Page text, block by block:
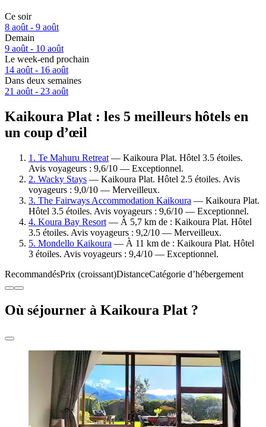
Ce soir
8 août - 9 août
Demain
9 août - 10 août
Le week-end prochain
14 août - 16 août
Dans deux semaines
21 août - 23 août
Kaikoura Plat : les 5 meilleurs hôtels en
un coup d’œil
1. Te Mahuru Retreat — Kaikoura Plat. Hôtel 3.5 étoiles.
Avis voyageurs : 9,6/10 — Exceptionnel.
2. Wacky Stays — Kaikoura Plat. Hôtel 2.5 étoiles. Avis
voyageurs : 9,0/10 — Merveilleux.
3. The Fairways Accommodation Kaikoura — Kaikoura Plat.
Hôtel 3.5 étoiles. Avis voyageurs : 9,6/10 — Exceptionnel.
4. Koura Bay Resort — À 5,7 km de : Kaikoura Plat. Hôtel
3.5 étoiles. Avis voyageurs : 9,2/10 — Merveilleux.
5. Mondello Kaikoura — À 11 km de : Kaikoura Plat. Hôtel
3 étoiles. Avis voyageurs : 9,4/10 — Exceptionnel.
RecommandésPrix (croissant)DistanceCatégorie d’hébergement
Où séjourner à Kaikoura Plat ?